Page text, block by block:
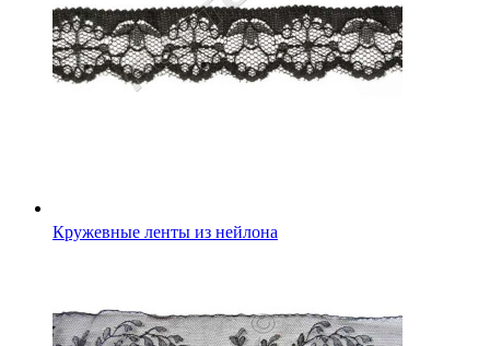
Кружевные ленты из нейлона